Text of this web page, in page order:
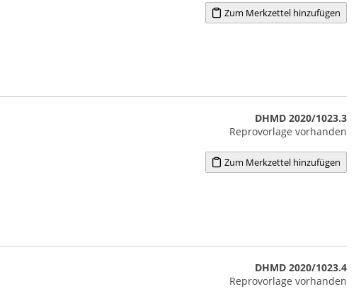
Zum Merkzettel hinzufügen
DHMD 2020/1023.3
Reprovorlage vorhanden
Zum Merkzettel hinzufügen
DHMD 2020/1023.4
Reprovorlage vorhanden